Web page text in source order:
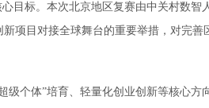
目标。本次北京地区复赛由中关村数智
项目对接全球舞台的重要举措，对完善
级个体”培育、轻量化创业创新等核心方